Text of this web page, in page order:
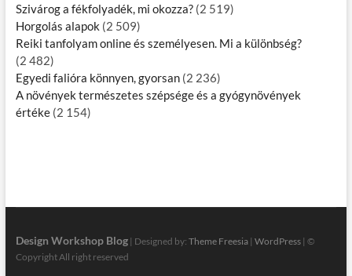
Szivárog a fékfolyadék, mi okozza? (2 519)
Horgolás alapok (2 509)
Reiki tanfolyam online és személyesen. Mi a különbség?
(2 482)
Egyedi falióra könnyen, gyorsan (2 236)
A növények természetes szépsége és a gyógynövények
értéke (2 154)
Design Workshop Blog| Designed by: Theme Freesia| WordPress| ©
Copyright All right reserved